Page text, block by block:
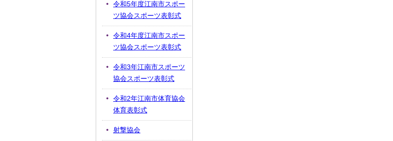
令和5年度江南市スポー
ツ協会スポーツ表彰式
令和4年度江南市スポー
ツ協会スポーツ表彰式
令和3年江南市スポーツ
協会スポーツ表彰式
令和2年江南市体育協会
体育表彰式
射撃協会